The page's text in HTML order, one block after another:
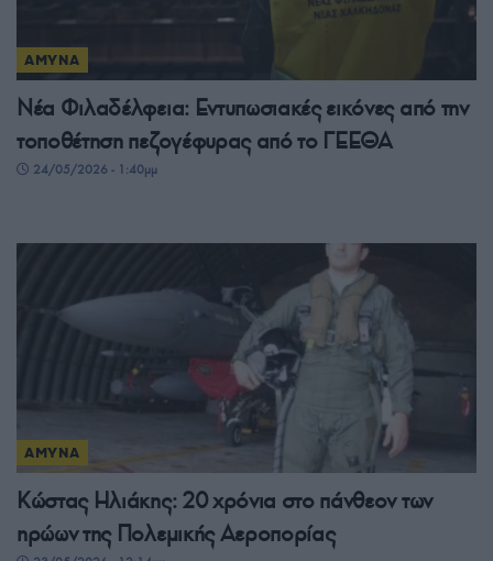
ΑΜΥΝΑ
Νέα Φιλαδέλφεια: Εντυπωσιακές εικόνες από την
τοποθέτηση πεζογέφυρας από το ΓΕΕΘΑ
24/05/2026 - 1:40μμ
ΑΜΥΝΑ
Κώστας Ηλιάκης: 20 χρόνια στο πάνθεον των
ηρώων της Πολεμικής Αεροπορίας